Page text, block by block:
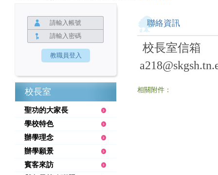
校長室
聖功的大家長
學校特色
辦學理念
辦學願景
賓客來訪
聯絡資訊
校長室信箱
相關附件：